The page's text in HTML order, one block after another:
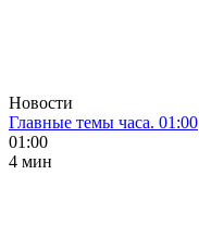
Новости
Главные темы часа. 01:00
01:00
4 мин